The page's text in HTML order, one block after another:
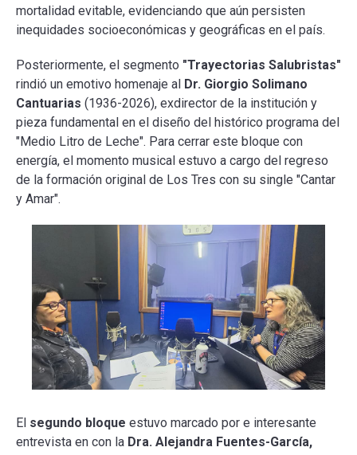
mortalidad evitable, evidenciando que aún persisten
inequidades socioeconómicas y geográficas en el país.
Posteriormente, el segmento "Trayectorias Salubristas"
rindió un emotivo homenaje al Dr. Giorgio Solimano
Cantuarias (1936-2026), exdirector de la institución y
pieza fundamental en el diseño del histórico programa del
"Medio Litro de Leche". Para cerrar este bloque con
energía, el momento musical estuvo a cargo del regreso
de la formación original de Los Tres con su single "Cantar
y Amar".
El segundo bloque estuvo marcado por e interesante
entrevista en con la Dra. Alejandra Fuentes-García,